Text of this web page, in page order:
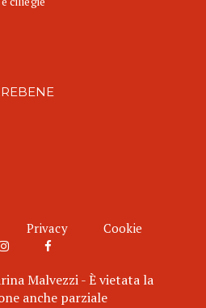
Privacy Cookie
Malvezzi - È vietata la
anche parziale